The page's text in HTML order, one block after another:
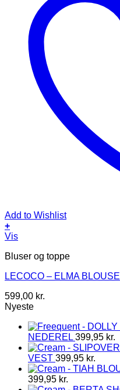
Add to Wishlist
+
Dette
har
varianter.
kan
vælges
varesiden
Vis
Bluser og toppe
LECOCO – ELMA BLOUSE
599,00 kr.
Nyeste
NEDEREL 399,95 kr.
VEST 399,95 kr.
399,95 kr.